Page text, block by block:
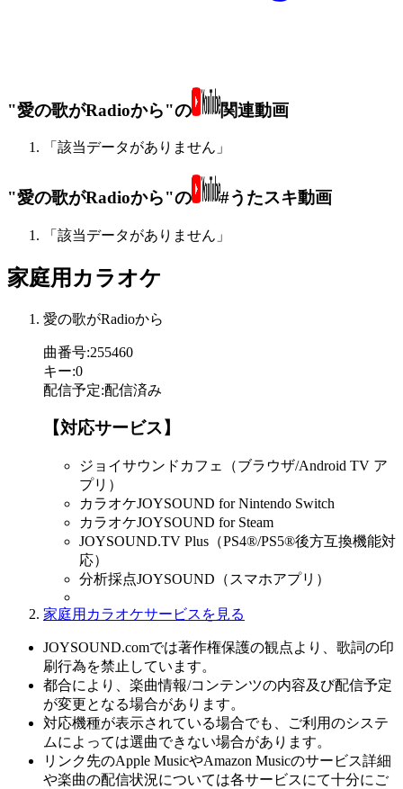
"愛の歌がRadioから"の 関連動画
「該当データがありません」
"愛の歌がRadioから"の #うたスキ動画
「該当データがありません」
家庭用カラオケ
愛の歌がRadioから
曲番号:255460
キー:0
配信予定:配信済み
【対応サービス】
ジョイサウンドカフェ（ブラウザ/Android TV ア
プリ）
カラオケJOYSOUND for Nintendo Switch
カラオケJOYSOUND for Steam
JOYSOUND.TV Plus（PS4®/PS5®後方互換機能対
応）
分析採点JOYSOUND（スマホアプリ）
家庭用カラオケサービスを見る
JOYSOUND.comでは著作権保護の観点より、歌詞の印
刷行為を禁止しています。
都合により、楽曲情報/コンテンツの内容及び配信予定
が変更となる場合があります。
対応機種が表示されている場合でも、ご利用のシステ
ムによっては選曲できない場合があります。
リンク先のApple MusicやAmazon Musicのサービス詳細
や楽曲の配信状況については各サービスにて十分にご